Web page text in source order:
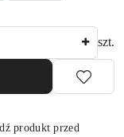
szt.
produkt przed